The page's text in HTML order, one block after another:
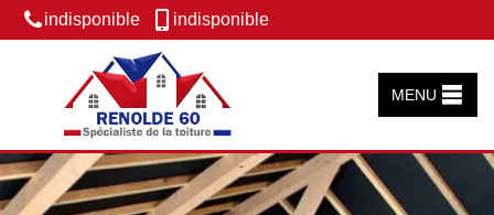
indisponible indisponible
MENU